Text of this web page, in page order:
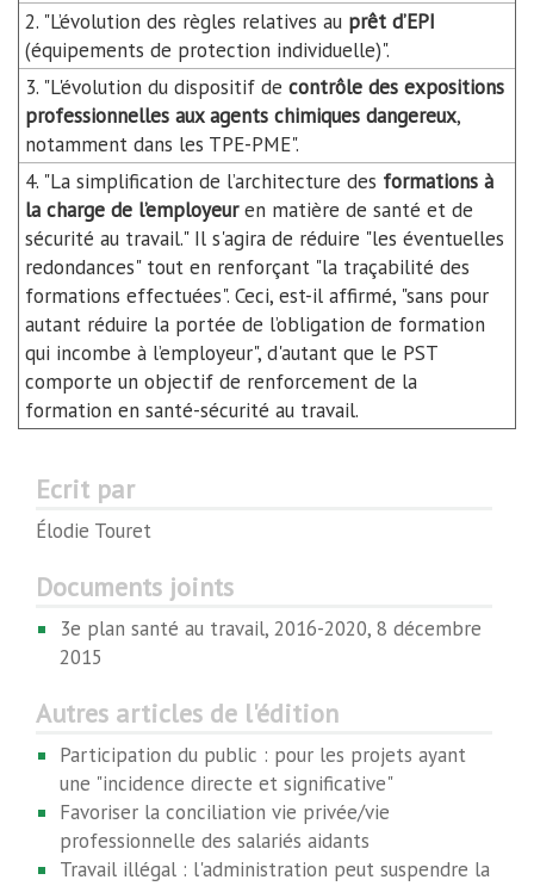
2. "L’évolution des règles relatives au prêt d’EPI
(équipements de protection individuelle)".
3. "L'évolution du dispositif de contrôle des expositions
professionnelles aux agents chimiques dangereux,
notamment dans les TPE-PME".
4. "La simplification de l’architecture des formations à
la charge de l’employeuren matière de santé et de
sécurité au travail." Il s'agira de réduire "les éventuelles
redondances" tout en renforçant "la traçabilité des
formations effectuées". Ceci, est-il affirmé, "sans pour
autant réduire la portée de l’obligation de formation
qui incombe à l’employeur", d'autant que le PST
comporte un objectif de renforcement de la
formation en santé-sécurité au travail.
Ecrit par
Élodie Touret
Documents joints
3e plan santé au travail, 2016-2020, 8 décembre
2015
Autres articles de l'édition
Participation du public : pour les projets ayant
une "incidence directe et significative"
Favoriser la conciliation vie privée/vie
professionnelle des salariés aidants
Travail illégal : l'administration peut suspendre la